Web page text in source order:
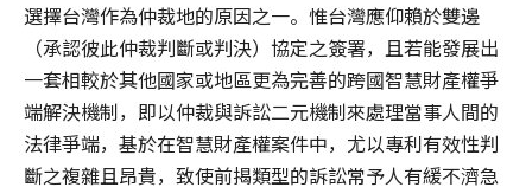
選擇台灣作為仲裁地的原因之一。惟台灣應仰賴於雙邊
（承認彼此仲裁判斷或判決）協定之簽署，且若能發展出
一套相較於其他國家或地區更為完善的跨國智慧財產權爭
端解決機制，即以仲裁與訴訟二元機制來處理當事人間的
法律爭端，基於在智慧財產權案件中，尤以專利有效性判
斷之複雜且昂貴，致使前揭類型的訴訟常予人有緩不濟急